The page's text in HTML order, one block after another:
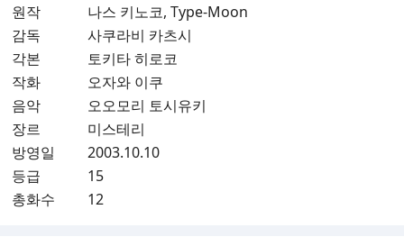
원작
나스 키노코, Type-Moon
감독
사쿠라비 카츠시
각본
토키타 히로코
작화
오자와 이쿠
음악
오오모리 토시유키
장르
미스테리
방영일
2003.10.10
등급
15
총화수
12